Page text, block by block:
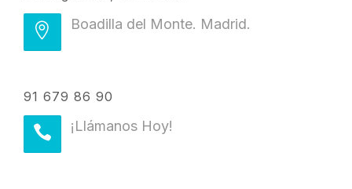
Boadilla del Monte. Madrid.
91 679 86 90
¡Llámanos Hoy!